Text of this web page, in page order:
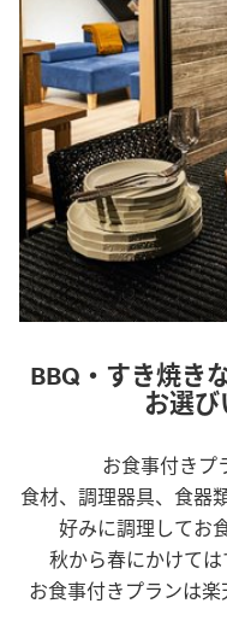
BBQ・すき焼き
お選び
お食事付きプ
食材、調理器具、食器
好みに調理してお
秋から春にかけては
お食事付きプランは